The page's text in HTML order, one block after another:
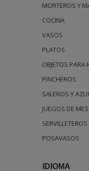
MORTEROS Y
COCINA
VASOS
PLATOS
OBJETOS PARA
PINCHEROS
SALEROS Y
JUEGOS DE
SERVILLETEROS
POSAVASOS
IDIOMA